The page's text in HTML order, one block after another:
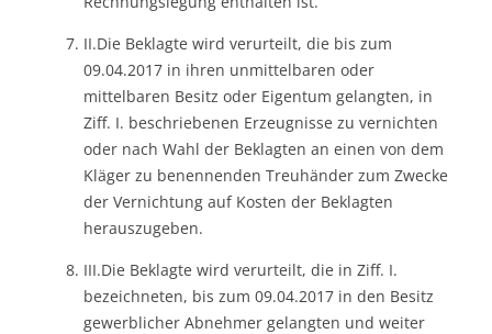
II.Die Beklagte wird verurteilt, die bis zum
09.04.2017 in ihren unmittelbaren oder
mittelbaren Besitz oder Eigentum gelangten, in
Ziff. I. beschriebenen Erzeugnisse zu vernichten
oder nach Wahl der Beklagten an einen von dem
Kläger zu benennenden Treuhänder zum Zwecke
der Vernichtung auf Kosten der Beklagten
herauszugeben.
III.Die Beklagte wird verurteilt, die in Ziff. I.
bezeichneten, bis zum 09.04.2017 in den Besitz
gewerblicher Abnehmer gelangten und weiter